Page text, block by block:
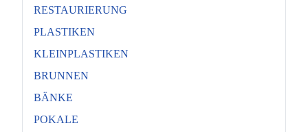
RESTAURIERUNG
PLASTIKEN
KLEINPLASTIKEN
BRUNNEN
BÄNKE
POKALE